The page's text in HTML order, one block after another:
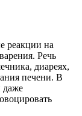
реакции на
Речь
диареях,
печени. В
даже